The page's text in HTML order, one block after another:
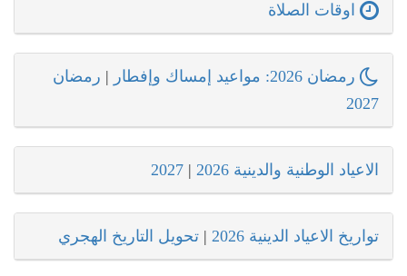
اوقات الصلاة
رمضان 2026: مواعيد إمساك وإفطار | رمضان
2027
الاعياد الوطنية والدينية 2026 |
2027
تواريخ الاعياد الدينية 2026 | تحويل التاريخ الهجري